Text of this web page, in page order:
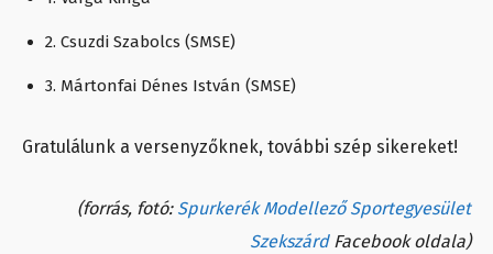
2. Csuzdi Szabolcs (SMSE)
3. Mártonfai Dénes István (SMSE)
Gratulálunk a versenyzőknek, további szép sikereket!
(forrás, fotó: Spurkerék Modellező Sportegyesület
Szekszárd Facebook oldala)